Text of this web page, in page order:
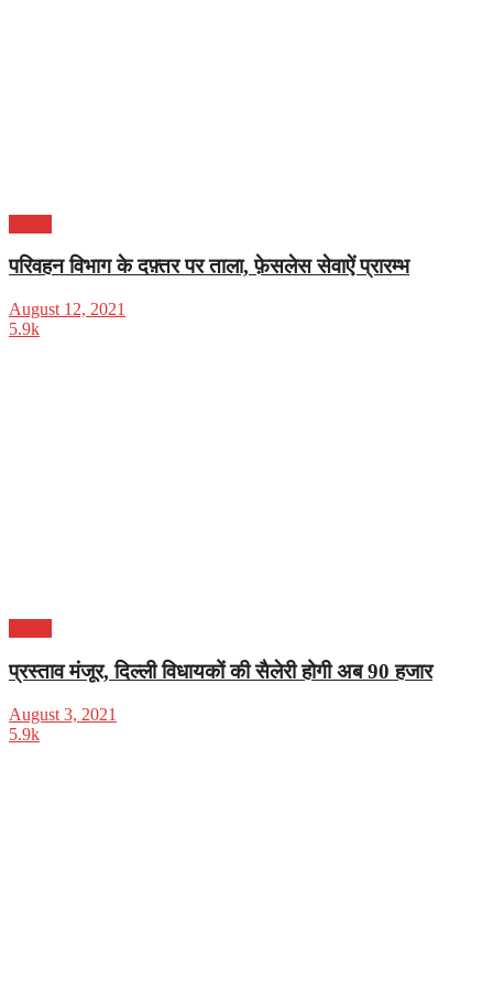
परिवहन विभाग के दफ़्तर पर ताला, फ़ेसलेस सेवाऐं प्रारम्भ
August 12, 2021
5.9k
प्रस्ताव मंजूर, दिल्ली विधायकों की सैलेरी होगी अब 90 हजार
August 3, 2021
5.9k